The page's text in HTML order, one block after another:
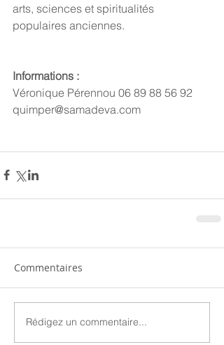
arts, sciences et spiritualités
populaires anciennes.
Informations :
Véronique Pérennou 06 89 88 56 92
quimper@samadeva.com
Commentaires
Rédigez un commentaire...